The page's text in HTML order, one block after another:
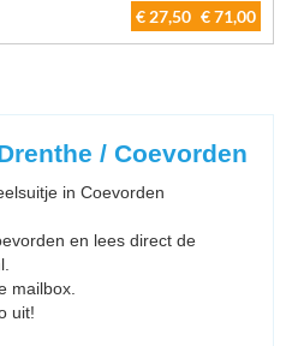
€ 27,50 € 71,00
/ Coevorden
in Coevorden
en lees direct de
mailbox.
uit!